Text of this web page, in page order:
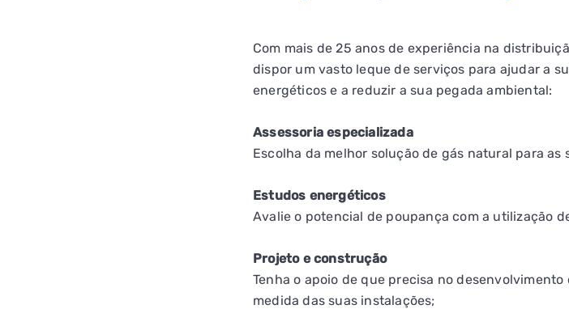
Com mais de 25 anos de experiência na
dispor um vasto leque de serviços para ajudar a
energéticos e a reduzir a sua pegada ambiental:
Assessoria especializada
Escolha da melhor solução de gás natural para
Estudos energéticos
Avalie o potencial de poupança com a utilização
Projeto e construção
Tenha o apoio de que precisa no
medida das suas instalações;